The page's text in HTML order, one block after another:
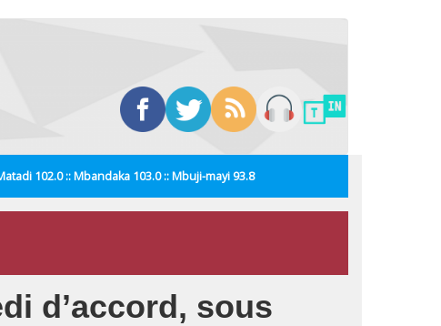
102.0 :: Mbandaka 103.0 :: Mbuji-mayi 93.8
d’accord, sous